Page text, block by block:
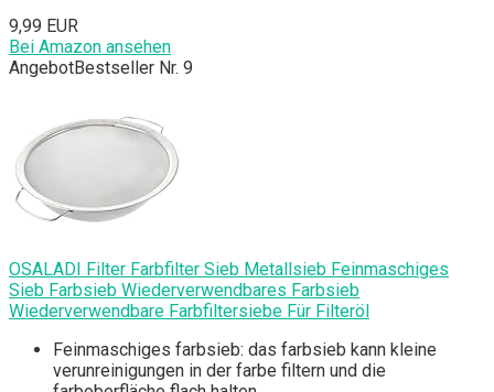
9,99 EUR
Bei Amazon ansehen
AngebotBestseller Nr. 9
OSALADI Filter Farbfilter Sieb Metallsieb Feinmaschiges
Sieb Farbsieb Wiederverwendbares Farbsieb
Wiederverwendbare Farbfiltersiebe Für Filteröl
Feinmaschiges farbsieb: das farbsieb kann kleine
verunreinigungen in der farbe filtern und die